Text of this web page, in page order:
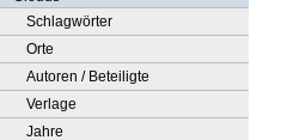
Schlagwörter
Orte
Autoren / Beteiligte
Verlage
Jahre